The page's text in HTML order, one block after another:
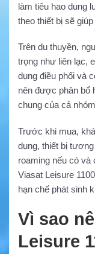
làm tiêu hao dung
theo thiết bị sẽ
Trên du thuyền,
trọng như liên lạc,
dụng điều phối và
nên được phân bổ
chung của cả
Trước khi mua,
dụng, thiết bị
roaming nếu có và
Viasat Leisure
hạn chế phát sinh
Vì sao
Leisure